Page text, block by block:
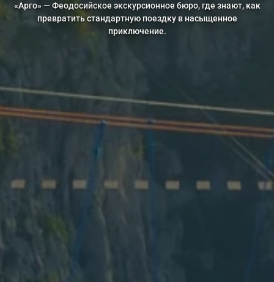
«Арго» — Феодосийское экскурсионное бюро, где знают, как
превратить стандартную поездку в насыщенное
приключение.